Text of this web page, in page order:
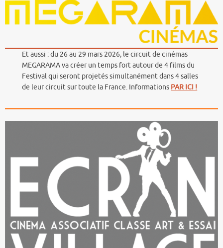
Et aussi : du 26 au 29 mars 2026, le circuit de cinémas
MEGARAMA va créer un temps fort autour de 4 films du
Festival qui seront projetés simultanément dans 4 salles
de leur circuit sur toute la France. Informations PAR ICI !